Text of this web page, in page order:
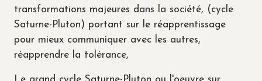
transformations majeures dans la société, (cycle
Saturne-Pluton) portant sur le réapprentissage
pour mieux communiquer avec les autres,
réapprendre la tolérance,